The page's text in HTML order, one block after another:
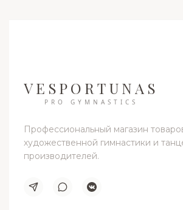
VESPORTUNAS
PRO GYMNASTICS
Профессиональный магазин
художественной гимнастики и
производителей.